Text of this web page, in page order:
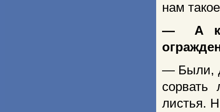
нам
— А
— Были,
сорвать
листья.